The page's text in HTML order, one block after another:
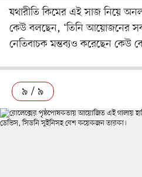
যথারীতি কিমের এই সাজ নিয়ে
কেউ বলছেন, ‘তিনি আয়োজনের
নেতিবাচক মন্তব্যও করেছেন কেউ
৯ / ৯